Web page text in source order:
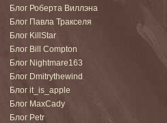
Блог Роберта Виллэна
Блог Павла Тракселя
Блог KillStar
Блог Bill Compton
Блог Nightmare163
Блог Dmitrythewind
Блог it_is_apple
Блог MaxCady
Блог Petr